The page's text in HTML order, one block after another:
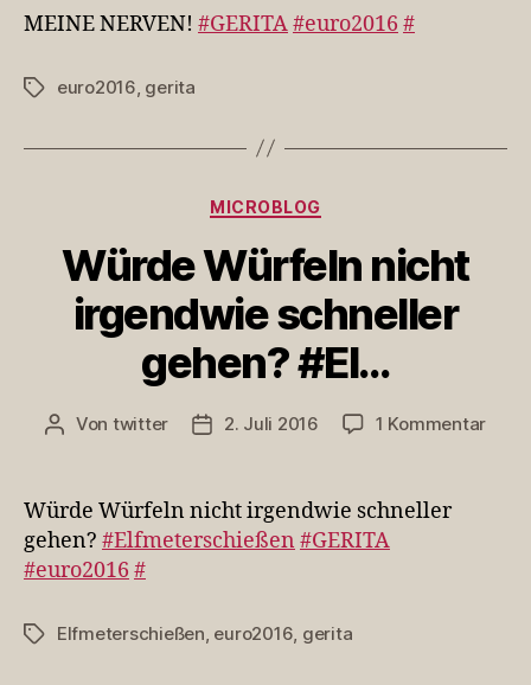
#GERITA
#euro2016
MEINE NERVEN! #GERITA#euro2016 #
Schlagwörter
euro2016 gerita
Kategorien
MICROBLOG
Würde Würfeln nicht
irgendwie schneller
gehen? #El…
Beitragsautor
Von twitter Veröffentlichungsdatum
2. Juli 2016 1 Kommentarzu
Würde Würfeln nicht irgendwie schneller
gehen? #Elfmeterschießen #GERITA
#euro2016 #
Schlagwörter
Elfmeterschießen, euro2016, gerita